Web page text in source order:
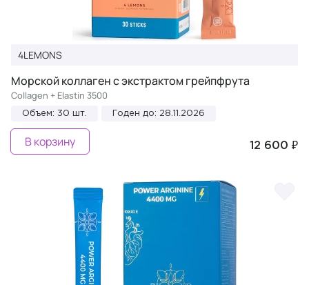
4LEMONS
Морской коллаген с экстрактом грейпфрута
Collagen + Elastin 3500
Объем: 30 шт. Годен до: 28.11.2026
12 600 ₽
В корзину